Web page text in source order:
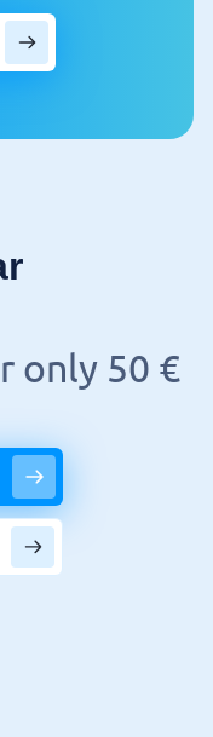
only 50 €